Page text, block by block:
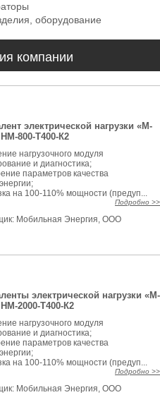
оборудование
компании
электрической нагрузки «M-
НМ-800-Т400-К2
нагрузочного модуля
и диагностика;
параметров качества
на 100-110% мощности (предуп...
Подробно >>
Мобильная Энергия, ООО
электрической нагрузки «M-
НМ-2000-Т400-К2
нагрузочного модуля
и диагностика;
параметров качества
на 100-110% мощности (предуп...
Подробно >>
Мобильная Энергия, ООО